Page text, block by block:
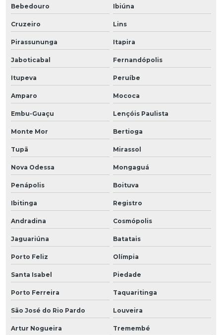
Bebedouro Ibiúna
Cruzeiro Lins
Pirassununga Itapira
Jaboticabal Fernandópolis
Itupeva Peruíbe
Amparo Mococa
Embu-Guaçu Lençóis Paulista
Monte Mor Bertioga
Tupã Mirassol
Nova Odessa Mongaguá
Penápolis Boituva
Ibitinga Registro
Andradina Cosmópolis
Jaguariúna Batatais
Porto Feliz Olímpia
Santa Isabel Piedade
Porto Ferreira Taquaritinga
São José do Rio Pardo Louveira
Artur Nogueira Tremembé